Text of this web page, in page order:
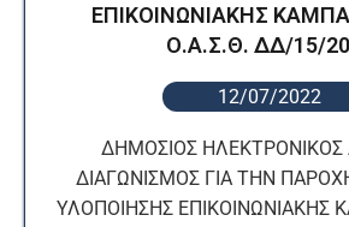
ΕΠΙΚΟΙΝΩΝΙΑΚΗΣ
Ο.Α.Σ.Θ. ΔΔ/15/
12/07/2022
ΔΗΜΟΣΙΟΣ ΗΛΕΚΤΡΟΝΙΚΟΣ
ΔΙΑΓΩΝΙΣΜΟΣ ΓΙΑ ΤΗΝ
ΥΛΟΠΟΙΗΣΗΣ ΕΠΙΚΟΙΝΩΝΙΑΚΗΣ